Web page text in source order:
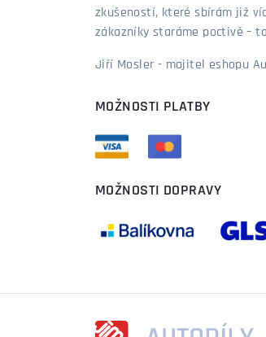
zkušeností, které sbírám již
zákazníky staráme poctivě –
Jiří Mosler - majitel eshopu
MOŽNOSTI PLATBY
MOŽNOSTI DOPRAVY